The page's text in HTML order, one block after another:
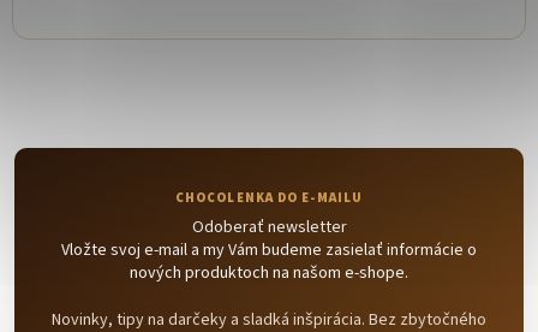
Odoberať newsletter
Vložte svoj e-mail a my Vám budeme zasielať informácie o
nových produktoch na našom e-shope.
Novinky, tipy na darčeky a sladká inšpirácia. Bez zbytočného